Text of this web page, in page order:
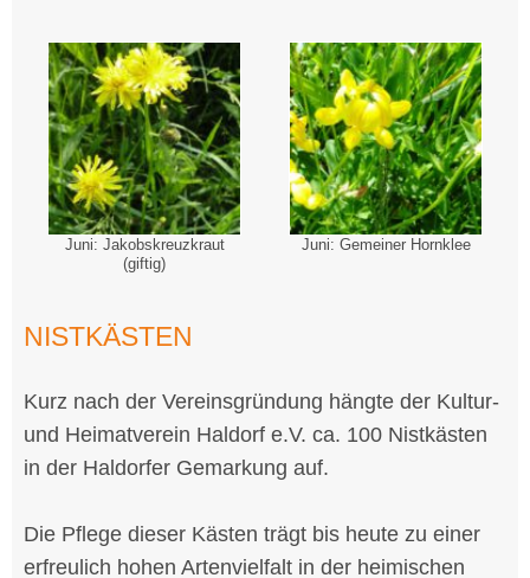
Juni: Jakobskreuzkraut
(giftig)
Juni: Gemeiner Hornklee
NISTKÄSTEN
Kurz nach der Vereinsgründung hängte der Kultur-
und Heimatverein Haldorf e.V. ca. 100 Nistkästen
in der Haldorfer Gemarkung auf.
Die Pflege dieser Kästen trägt bis heute zu einer
erfreulich hohen Artenvielfalt in der heimischen